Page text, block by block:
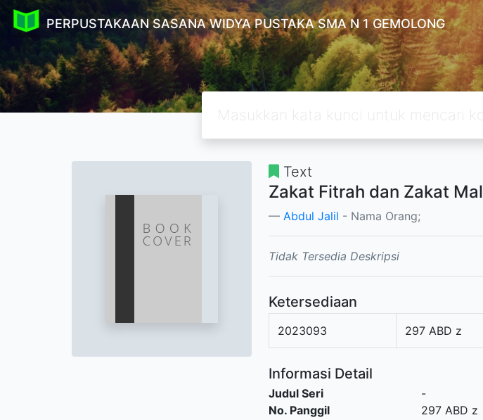
PERPUSTAKAAN SASANA WIDYA PUSTAKA SMA N 1 GEMOLONG
Text
Zakat Fitrah dan Zakat Mal
Abdul Jalil - Nama Orang;
Tidak Tersedia Deskripsi
Ketersediaan
2023093 297 ABD z
Informasi Detail
Judul Seri
-
No. Panggil
297 ABD z